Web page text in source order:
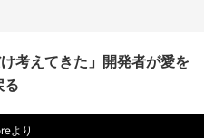
考えてきた」開発者が愛を
る
より